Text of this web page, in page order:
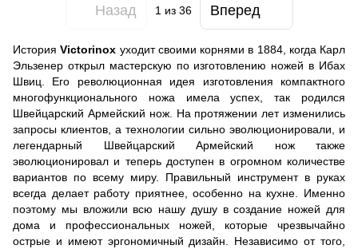
Назад 1из 36 Вперед
ИсторияVictorinox уходит своими корнями в 1884, когда Карл
Эльзенер открыл мастерскую по изготовлению ножей в Ибах
Швиц. Его революционная идея изготовления компактного
многофункционального ножа имела успех, так родился
Швейцарский Армейский нож. На протяжении лет изменились
запросы клиентов, а технологии сильно эволюционировали, и
легендарный Швейцарский Армейский нож также
эволюционировал и теперь доступен в огромном количестве
вариантов по всему миру. Правильный инструмент в руках
всегда делает работу приятнее, особенно на кухне. Именно
поэтому мы вложили всю нашу душу в создание ножей для
дома и профессиональных ножей, которые чрезвычайно
острые и имеют эргономичный дизайн. Независимо от того,